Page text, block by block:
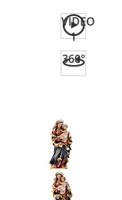
VIDEO
1
360°